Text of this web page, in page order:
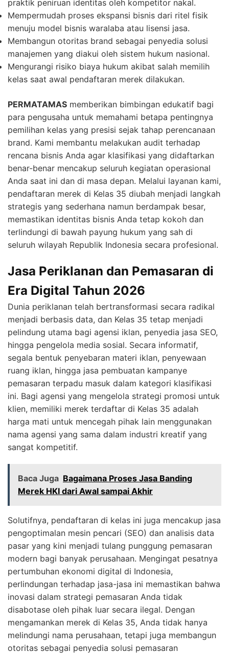
praktik peniruan identitas oleh kompetitor nakal.
Mempermudah proses ekspansi bisnis dari ritel fisik
menuju model bisnis waralaba atau lisensi jasa.
Membangun otoritas brand sebagai penyedia solusi
manajemen yang diakui oleh sistem hukum nasional.
Mengurangi risiko biaya hukum akibat salah memilih
kelas saat awal pendaftaran merek dilakukan.
PERMATAMAS memberikan bimbingan edukatif bagi
para pengusaha untuk memahami betapa pentingnya
pemilihan kelas yang presisi sejak tahap perencanaan
brand. Kami membantu melakukan audit terhadap
rencana bisnis Anda agar klasifikasi yang didaftarkan
benar-benar mencakup seluruh kegiatan operasional
Anda saat ini dan di masa depan. Melalui layanan kami,
pendaftaran merek di Kelas 35 diubah menjadi langkah
strategis yang sederhana namun berdampak besar,
memastikan identitas bisnis Anda tetap kokoh dan
terlindungi di bawah payung hukum yang sah di
seluruh wilayah Republik Indonesia secara profesional.
Jasa Periklanan dan Pemasaran di
Era Digital Tahun 2026
Dunia periklanan telah bertransformasi secara radikal
menjadi berbasis data, dan Kelas 35 tetap menjadi
pelindung utama bagi agensi iklan, penyedia jasa SEO,
hingga pengelola media sosial. Secara informatif,
segala bentuk penyebaran materi iklan, penyewaan
ruang iklan, hingga jasa pembuatan kampanye
pemasaran terpadu masuk dalam kategori klasifikasi
ini. Bagi agensi yang mengelola strategi promosi untuk
klien, memiliki merek terdaftar di Kelas 35 adalah
harga mati untuk mencegah pihak lain menggunakan
nama agensi yang sama dalam industri kreatif yang
sangat kompetitif.
Baca Juga Bagaimana Proses Jasa Banding
Merek HKI dari Awal sampai Akhir
Solutifnya, pendaftaran di kelas ini juga mencakup jasa
pengoptimalan mesin pencari (SEO) dan analisis data
pasar yang kini menjadi tulang punggung pemasaran
modern bagi banyak perusahaan. Mengingat pesatnya
pertumbuhan ekonomi digital di Indonesia,
perlindungan terhadap jasa-jasa ini memastikan bahwa
inovasi dalam strategi pemasaran Anda tidak
disabotase oleh pihak luar secara ilegal. Dengan
mengamankan merek di Kelas 35, Anda tidak hanya
melindungi nama perusahaan, tetapi juga membangun
otoritas sebagai penyedia solusi pemasaran